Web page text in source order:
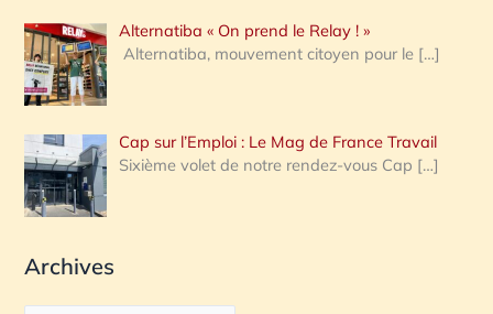
Alternatiba « On prend le Relay ! »
Alternatiba, mouvement citoyen pour le […]
Cap sur l’Emploi : Le Mag de France Travail
Sixième volet de notre rendez-vous Cap […]
Archives